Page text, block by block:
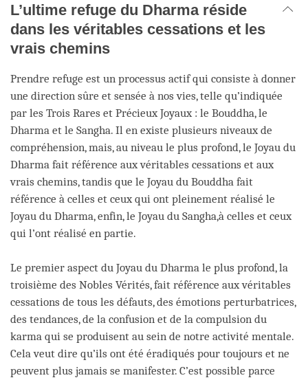
L’ultime refuge du Dharma réside
dans les véritables cessations et les
vrais chemins
Prendre refuge est un processus actif qui consiste à donner
une direction sûre et sensée à nos vies, telle qu’indiquée
par les Trois Rares et Précieux Joyaux : le Bouddha, le
Dharma et le Sangha. Il en existe plusieurs niveaux de
compréhension, mais, au niveau le plus profond, le Joyau du
Dharma fait référence aux véritables cessations et aux
vrais chemins, tandis que le Joyau du Bouddha fait
référence à celles et ceux qui ont pleinement réalisé le
Joyau du Dharma, enfin, le Joyau du Sangha,à celles et ceux
qui l’ont réalisé en partie.
Le premier aspect du Joyau du Dharma le plus profond, la
troisième des Nobles Vérités, fait référence aux véritables
cessations de tous les défauts, des émotions perturbatrices,
des tendances, de la confusion et de la compulsion du
karma qui se produisent au sein de notre activité mentale.
Cela veut dire qu’ils ont été éradiqués pour toujours et ne
peuvent plus jamais se manifester. C’est possible parce